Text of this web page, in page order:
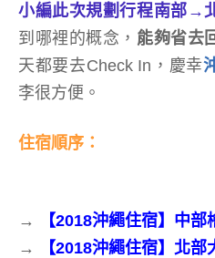
小編此次規劃行程南部→
到哪裡的概念， 能夠省去
天都要去Check In，慶幸
李很方便。
住宿順序：
→
【2018沖繩住宿】中部
→
【2018沖繩住宿】北部